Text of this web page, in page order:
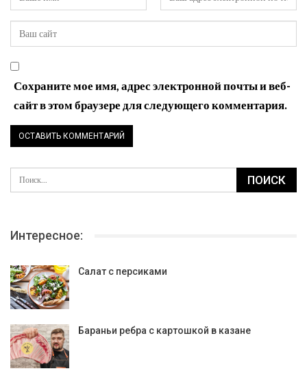
Сохраните мое имя, адрес электронной почты и веб-
сайт в этом браузере для следующего комментария.
Интересное:
Салат с персиками
Бараньи ребра с картошкой в казане